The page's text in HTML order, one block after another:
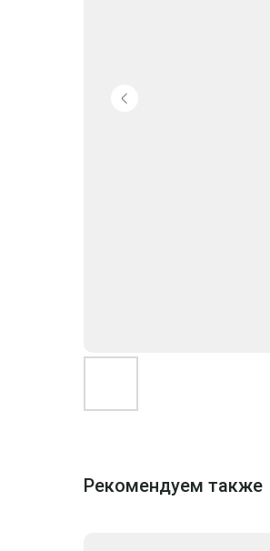
Рекомендуем также